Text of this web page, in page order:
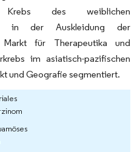
des weiblichen
in der Auskleidung der
für Therapeutika und
im asiatisch-pazifischen
und Geografie segmentiert.